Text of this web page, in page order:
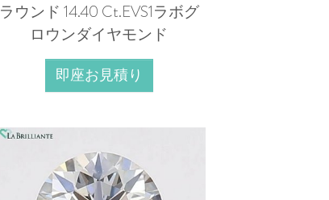
ラウンド 14.40 Ct.EVS1ラボグ
ロウンダイヤモンド
即座お見積り